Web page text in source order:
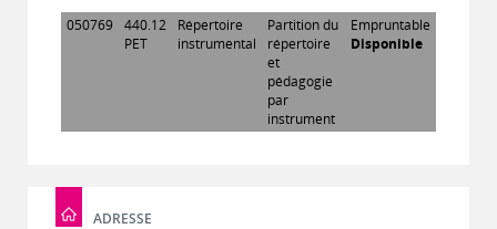
050769 440.12
PET
Répertoire
instrumental
Partition du
répertoire
et
pédagogie
par
instrument
Empruntable
Disponible
ADRESSE